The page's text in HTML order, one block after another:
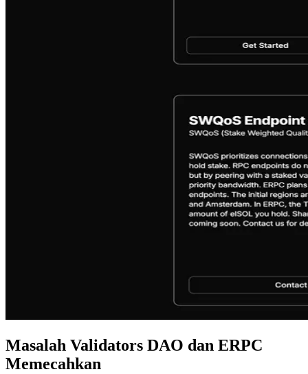
Masalah Validators DAO dan ERPC
Memecahkan